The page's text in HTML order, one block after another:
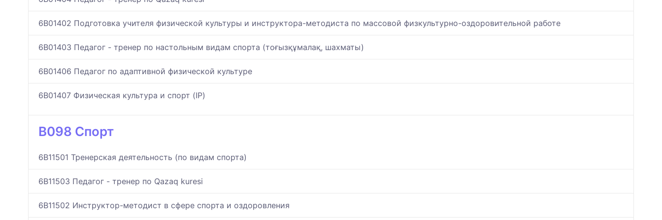
6B01402 Подготовка учителя физической культуры и инструктора-методиста по массовой физкультурно-оздоровительной работе
6B01403 Педагог - тренер по настольным видам спорта (тоғызқұмалақ, шахматы)
6B01406 Педагог по адаптивной физической культуре
6B01407 Физическая культура и спорт (IP)
B098 Спорт
6B11501 Тренерская деятельность (по видам спорта)
6B11503 Педагог - тренер по Qazaq kuresi
6B11502 Инструктор-методист в сфере спорта и оздоровления